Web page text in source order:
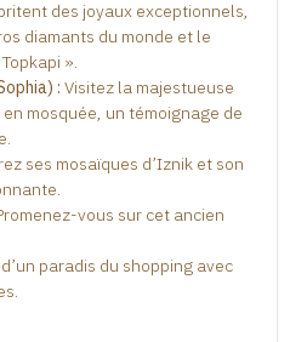
des joyaux exceptionnels,
diamants du monde et le
».
: Visitez la majestueuse
mosquée, un témoignage de
ses mosaïques d’Iznik et son
vous sur cet ancien
paradis du shopping avec